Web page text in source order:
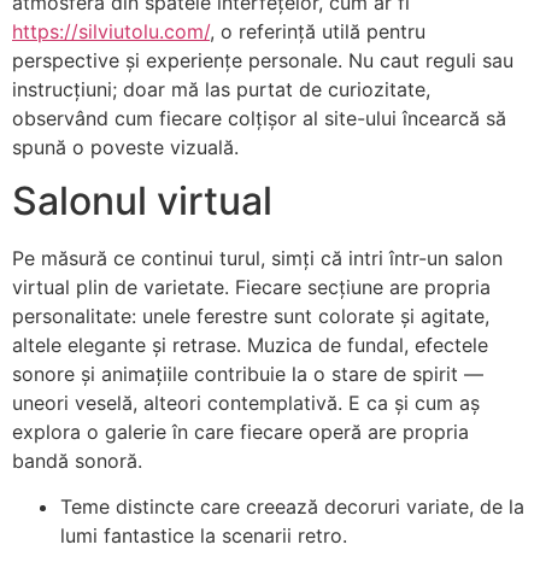
https://silviutolu.com/, o referință utilă pentru
perspective și experiențe personale. Nu caut reguli sau
instrucțiuni; doar mă las purtat de curiozitate,
observând cum fiecare colțișor al site-ului încearcă să
spună o poveste vizuală.
Salonul virtual
Pe măsură ce continui turul, simți că intri într-un salon
virtual plin de varietate. Fiecare secțiune are propria
personalitate: unele ferestre sunt colorate și agitate,
altele elegante și retrase. Muzica de fundal, efectele
sonore și animațiile contribuie la o stare de spirit —
uneori veselă, alteori contemplativă. E ca și cum aș
explora o galerie în care fiecare operă are propria
bandă sonoră.
Teme distincte care creează decoruri variate, de la
lumi fantastice la scenarii retro.